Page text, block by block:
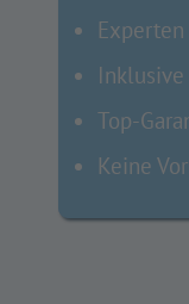
Top-
Keine